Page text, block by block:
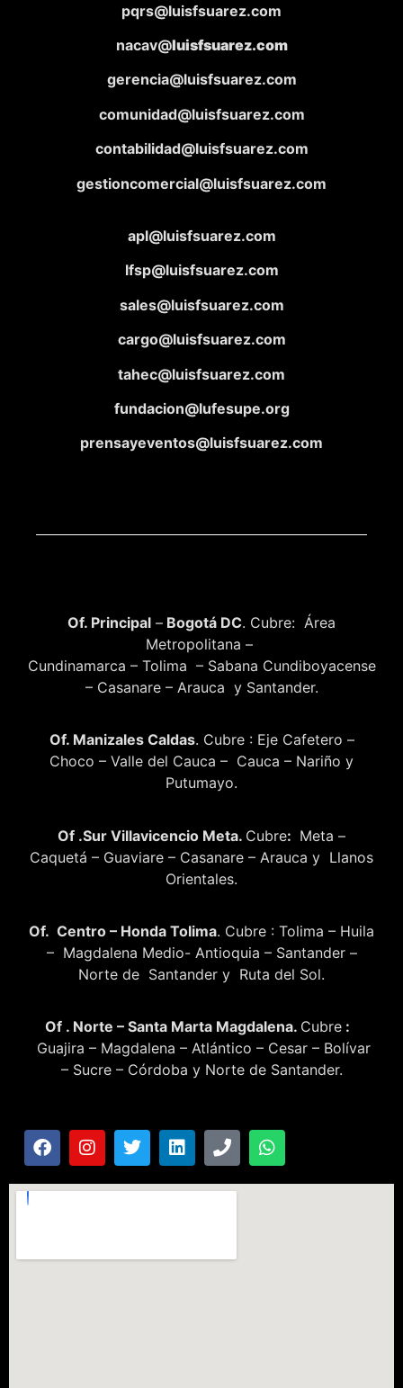
pqrs@luisfsuarez.com
nacav@luisfsuarez.com
gerencia@luisfsuarez.com
comunidad@luisfsuarez.com
contabilidad@luisfsuarez.com
gestioncomercial@luisfsuarez.com
apl@luisfsuarez.com
lfsp@luisfsuarez.com
sales@luisfsuarez.com
cargo@luisfsuarez.com
tahec@luisfsuarez.com
fundacion@lufesupe.org
prensayeventos@luisfsuarez.com
Of. Principal – Bogotá DC. Cubre: Área
Metropolitana –
Cundinamarca – Tolima – Sabana Cundiboyacense
– Casanare – Arauca y Santander.
Of. Manizales Caldas. Cubre : Eje Cafetero –
Choco – Valle del Cauca – Cauca – Nariño y
Putumayo.
Of .Sur Villavicencio Meta. Cubre: Meta –
Caquetá – Guaviare – Casanare – Arauca y Llanos
Orientales.
Of. Centro – Honda Tolima. Cubre : Tolima – Huila
– Magdalena Medio- Antioquia – Santander –
Norte de Santander y Ruta del Sol.
Of . Norte – Santa Marta Magdalena. Cubre :
Guajira – Magdalena – Atlántico – Cesar – Bolívar
– Sucre – Córdoba y Norte de Santander.